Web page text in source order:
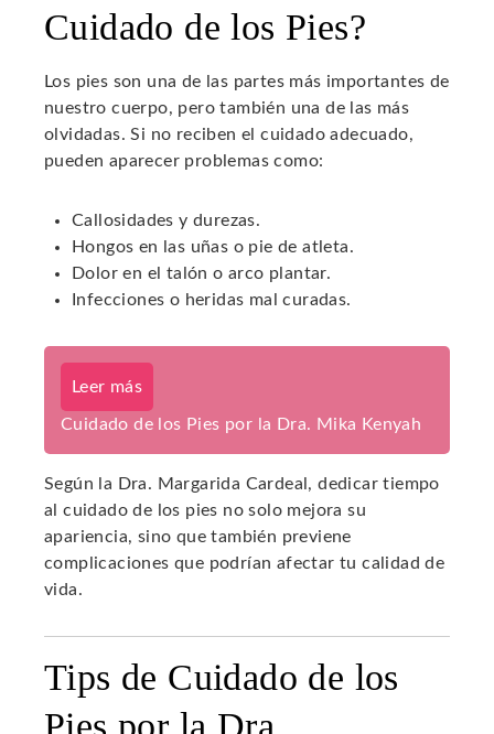
Cuidado de los Pies?
Los pies son una de las partes más importantes de
nuestro cuerpo, pero también una de las más
olvidadas. Si no reciben el cuidado adecuado,
pueden aparecer problemas como:
Callosidades y durezas.
Hongos en las uñas o pie de atleta.
Dolor en el talón o arco plantar.
Infecciones o heridas mal curadas.
Leer más
Cuidado de los Pies por la Dra. Mika Kenyah
Según la Dra. Margarida Cardeal, dedicar tiempo
al cuidado de los pies no solo mejora su
apariencia, sino que también previene
complicaciones que podrían afectar tu calidad de
vida.
Tips de Cuidado de los
Pies por la Dra.